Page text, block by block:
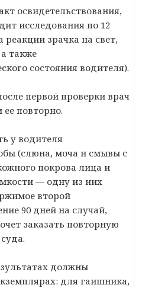
освидетельствования,
исследования по 12
зрачка на свет,
также
состояния водителя).
первой проверки врач
ее повторно.
у водителя
(слюна, моча и смывы с
покрова лица и
— одну из них
второй
90 дней на случай,
заказать повторную
должны
для гаишника,